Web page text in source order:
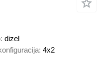
dizel
4x2